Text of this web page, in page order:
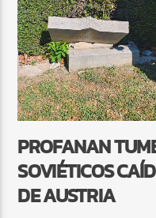
Beone Radio
PROFANAN
SOVIÉTICOS
DE AUSTRIA